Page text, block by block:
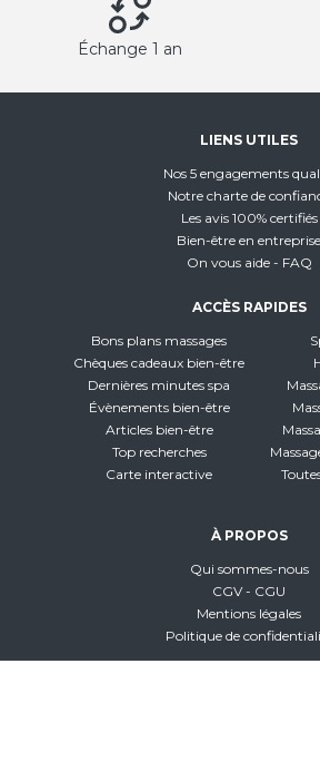
Échange 1 an
LIENS UTILES
Nos 5 engagements
Notre charte de
Les avis 100% certifiés
Bien-être en entreprise
On vous aide - FAQ
ACCÈS RAPIDES
Bons plans massages
Chèques cadeaux bien-être
Dernières minutes spa
Évènements bien-être
Articles bien-être
Top recherches
Carte interactive
À PROPOS
Qui sommes-nous
CGV - CGU
Mentions légales
Politique de